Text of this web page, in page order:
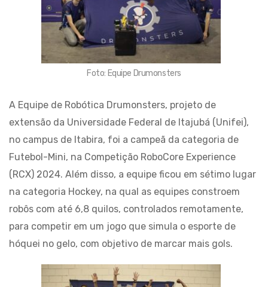
Foto: Equipe Drumonsters
A Equipe de Robótica Drumonsters, projeto de
extensão da Universidade Federal de Itajubá (Unifei),
no campus de Itabira, foi a campeã da categoria de
Futebol-Mini, na Competição RoboCore Experience
(RCX) 2024. Além disso, a equipe ficou em sétimo lugar
na categoria Hockey, na qual as equipes constroem
robôs com até 6,8 quilos, controlados remotamente,
para competir em um jogo que simula o esporte de
hóquei no gelo, com objetivo de marcar mais gols.